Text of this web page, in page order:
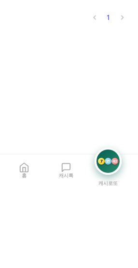
1
홈 캐시톡
7 21 42
캐시로또